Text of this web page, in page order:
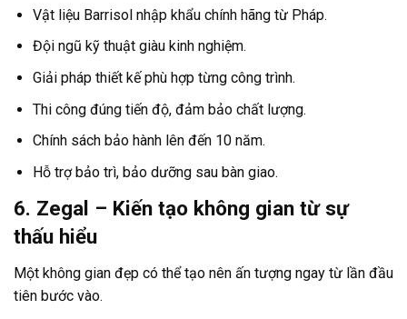
Vật liệu Barrisol nhập khẩu chính hãng từ Pháp.
Đội ngũ kỹ thuật giàu kinh nghiệm.
Giải pháp thiết kế phù hợp từng công trình.
Thi công đúng tiến độ, đảm bảo chất lượng.
Chính sách bảo hành lên đến 10 năm.
Hỗ trợ bảo trì, bảo dưỡng sau bàn giao.
6. Zegal – Kiến tạo không gian từ sự
thấu hiểu
Một không gian đẹp có thể tạo nên ấn tượng ngay từ lần đầu
tiên bước vào.